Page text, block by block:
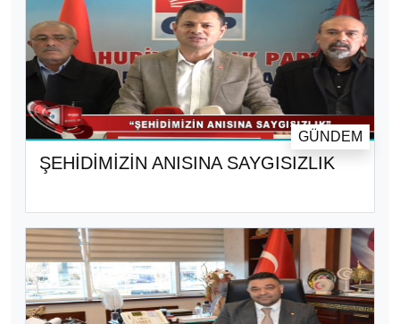
ŞEHİDİMİZİN ANISINA SAYGISIZLIK
GÜNDEM